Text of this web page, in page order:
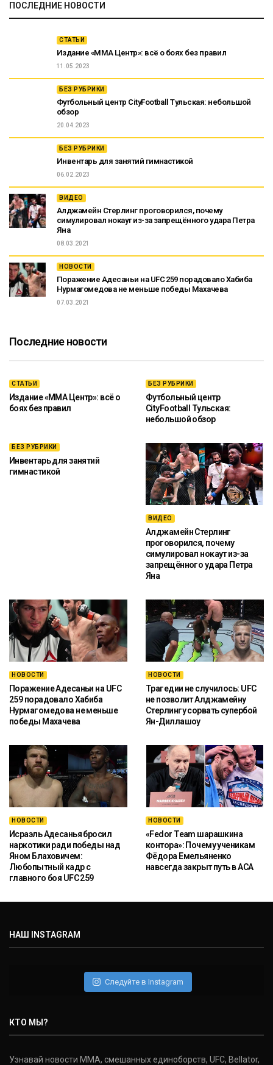
ПОСЛЕДНИЕ НОВОСТИ
СТАТЬИ
Издание «ММА Центр»: всё о боях без правил
11.05.2023
БЕЗ РУБРИКИ
Футбольный центр CityFootball Тульская: небольшой
обзор
20.04.2023
БЕЗ РУБРИКИ
Инвентарь для занятий гимнастикой
06.02.2023
ВИДЕО
Алджамейн Стерлинг проговорился, почему
симулировал нокаут из-за запрещённого удара Петра
Яна
08.03.2021
НОВОСТИ
Поражение Адесаньи на UFC 259 порадовало Хабиба
Нурмагомедова не меньше победы Махачева
07.03.2021
Последние новости
СТАТЬИ
Издание «ММА Центр»: всё о
боях без правил
БЕЗ РУБРИКИ
Футбольный центр
CityFootball Тульская:
небольшой обзор
БЕЗ РУБРИКИ
Инвентарь для занятий
гимнастикой
ВИДЕО
Алджамейн Стерлинг
проговорился, почему
симулировал нокаут из-за
запрещённого удара Петра
Яна
НОВОСТИ
Поражение Адесаньи на UFC
259 порадовало Хабиба
Нурмагомедова не меньше
победы Махачева
НОВОСТИ
Трагедии не случилось: UFC
не позволит Алджамейну
Стерлингу сорвать супербой
Ян-Диллашоу
НОВОСТИ
Исраэль Адесанья бросил
наркотики ради победы над
Яном Блаховичем:
Любопытный кадр с
главного боя UFC 259
НОВОСТИ
«Fedor Team шарашкина
контора»: Почему ученикам
Фёдора Емельяненко
навсегда закрыт путь в ACA
НАШ INSTAGRAM
Следуйте в Instagram
КТО МЫ?
Узнавай новости ММА, смешанных единоборств, UFC, Bellator,